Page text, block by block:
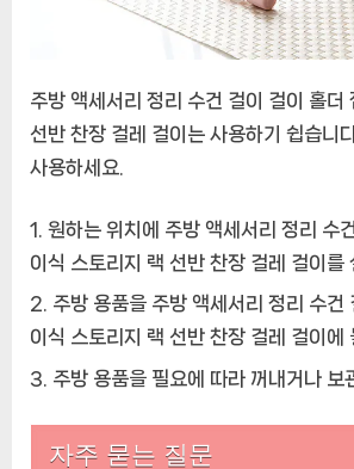
주방 액세서리 정리 수건 걸이 걸이 홀더
선반 찬장 걸레 걸이는 사용하기 쉽습니
사용하세요.
원하는 위치에 주방 액세서리 정리 수
이식 스토리지 랙 선반 찬장 걸레 걸이를
주방 용품을 주방 액세서리 정리 수건
이식 스토리지 랙 선반 찬장 걸레 걸이에
주방 용품을 필요에 따라 꺼내거나 보
자주 묻는 질문